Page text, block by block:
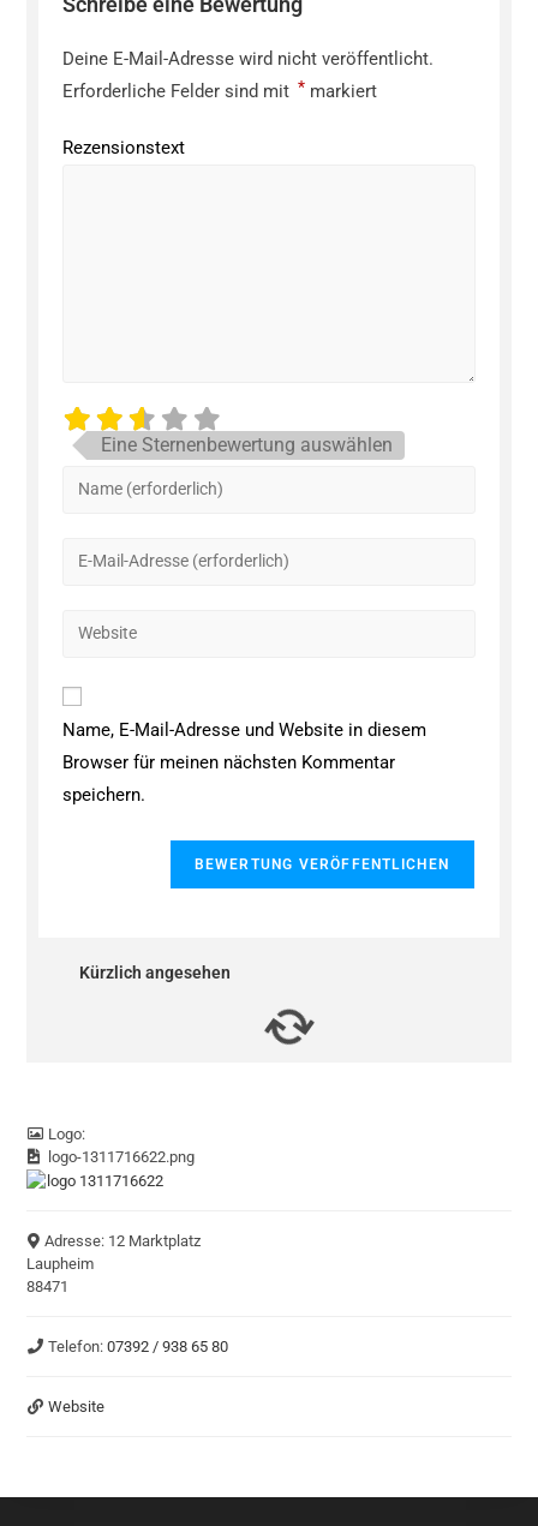
Deine E-Mail-Adresse wird nicht veröffentlicht.
Erforderliche Felder sind mit * markiert
Rezensionstext
Eine Sternenbewertung auswählen
Name, E-Mail-Adresse und Website in diesem
Browser für meinen nächsten Kommentar
speichern.
Kürzlich angesehen
Logo:
logo-1311716622.png
Adresse: 12 Marktplatz
Laupheim
88471
Telefon: 07392 / 938 65 80
Website